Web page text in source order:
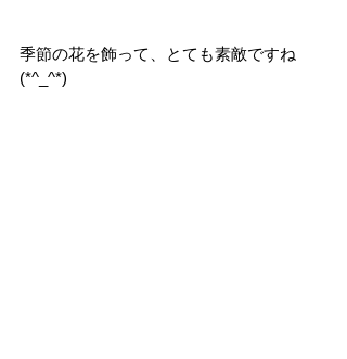
季節の花を飾って、とても素敵ですね
(*^_^*)